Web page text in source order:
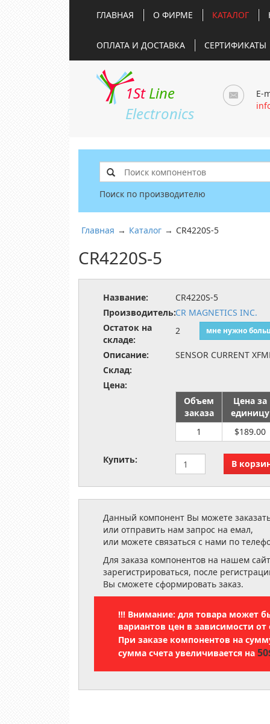
ГЛАВНАЯ О ФИРМЕ КАТАЛОГ
ОПЛАТА И ДОСТАВКА СЕРТИФИКАТЫ
1St Line
Electronics
E-
Поиск по производителю
Главная → Каталог → CR4220S-5
CR4220S-5
Название:
CR4220S-5
Производитель:CR MAGNETICS INC.
Остаток на
складе:
2 мне нужно
Описание:
SENSOR CURRENT
Склад:
Цена:
Объем
заказа
Цена за
единицу
1
$189.00
Купить:
Данный компонент Вы можете
или отправить нам запрос на емал,
или можете связаться с нами по
Для заказа компонентов на нашем
зарегистрироваться, после
Вы сможете сформировать заказ.
!!! Внимание: для товара может
вариантов цен в зависимости от
При заказе компонентов на
сумма счета увеличивается на